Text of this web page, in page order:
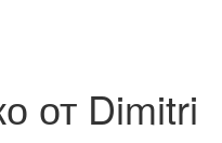
от Dimitri